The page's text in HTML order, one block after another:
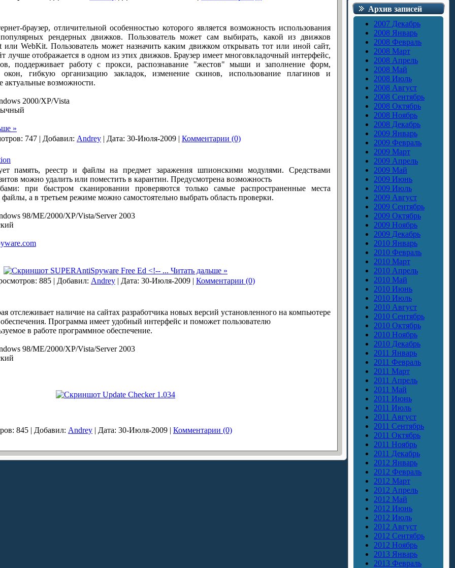
браузер, отличительной особенностью которого является возможность использования
рендерных движков. Пользователь может сам выбирать, какой из движков
или WebKit. Пользователь может назначить каким движком открывать тот или иной сайт,
лучше отображается в одном из этих движков. Браузер имеет многовкладочный интерфейс,
поддерживает работу с прокси, распознавание "жестов" мыши и заполнение форм,
гибкую организацию закладок, изменение скинов, использование плагинов и
актуальные возможности.
2000/XP/Vista
»
747 | Добавил: Andrey | Дата: 30-Июля-2009 | Комментарии (0)
память, реестр и файлы на предмет заражения шпионскими модулями. Средствами
можно удалить или поместить в карантин. Предусмотрена возможность
при быстром сканировании проверяются только самые распространенные места
а в третьем режиме можно самостоятельно выбрать область проверки.
98/ME/2000/XP/Vista/Server 2003
... Читать дальше »
885 | Добавил: Andrey | Дата: 30-Июля-2009 | Комментарии (0)
отслеживает наличие на сайтах разработчика новых версий установленного на компьютере
Программа имеет удобный интерфейс и поможет пользователю
в работе программное обеспечение.
98/ME/2000/XP/Vista/Server 2003
845 | Добавил: Andrey | Дата: 30-Июля-2009 | Комментарии (0)
Архив записей
2007 Декабрь
2008 Январь
2008 Февраль
2008 Март
2008 Апрель
2008 Май
2008 Июль
2008 Август
2008 Сентябрь
2008 Октябрь
2008 Ноябрь
2008 Декабрь
2009 Январь
2009 Февраль
2009 Март
2009 Апрель
2009 Май
2009 Июнь
2009 Июль
2009 Август
2009 Сентябрь
2009 Октябрь
2009 Ноябрь
2009 Декабрь
2010 Январь
2010 Февраль
2010 Март
2010 Апрель
2010 Май
2010 Июнь
2010 Июль
2010 Август
2010 Сентябрь
2010 Октябрь
2010 Ноябрь
2010 Декабрь
2011 Январь
2011 Февраль
2011 Март
2011 Апрель
2011 Май
2011 Июнь
2011 Июль
2011 Август
2011 Сентябрь
2011 Октябрь
2011 Ноябрь
2011 Декабрь
2012 Январь
2012 Февраль
2012 Март
2012 Апрель
2012 Май
2012 Июнь
2012 Июль
2012 Август
2012 Сентябрь
2012 Ноябрь
2013 Январь
2013 Февраль